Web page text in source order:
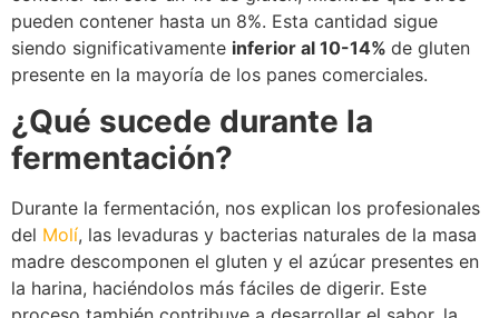
pueden contener hasta un 8%. Esta cantidad sigue
siendo significativamente inferior al 10-14% de gluten
presente en la mayoría de los panes comerciales.
¿Qué sucede durante la
fermentación?
Durante la fermentación, nos explican los profesionales
del Molí, las levaduras y bacterias naturales de la masa
madre descomponen el gluten y el azúcar presentes en
la harina, haciéndolos más fáciles de digerir. Este